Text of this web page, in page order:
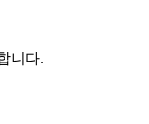
니다.